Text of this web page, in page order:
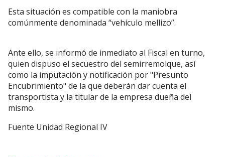
Esta situación es compatible con la maniobra
comúnmente denominada “vehículo mellizo”.
Ante ello, se informó de inmediato al Fiscal en turno,
quien dispuso el secuestro del semirremolque, así
como la imputación y notificación por "Presunto
Encubrimiento" de la que deberán dar cuenta el
transportista y la titular de la empresa dueña del
mismo.
Fuente Unidad Regional IV